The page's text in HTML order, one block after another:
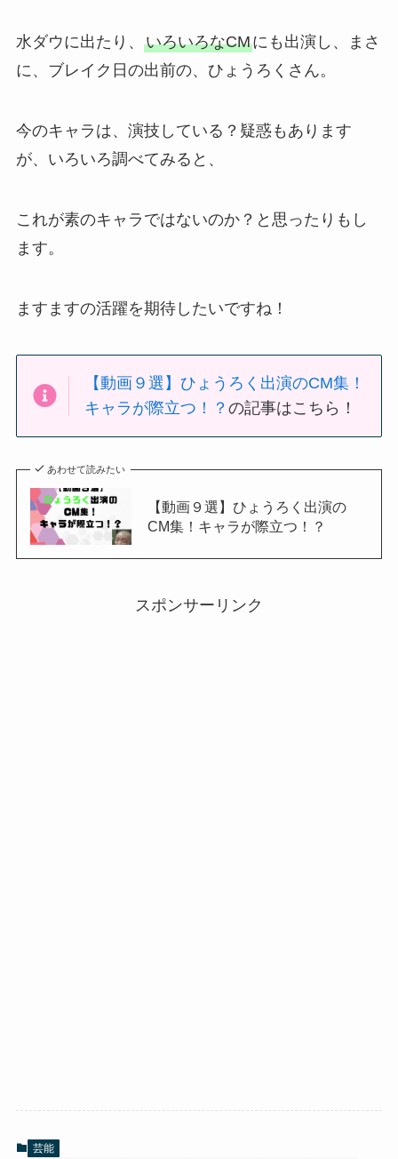
水ダウに出たり、 いろいろなCMにも出演し、まさ
に、ブレイク日の出前の、ひょうろくさん。
今のキャラは、演技している？疑惑もあります
が、いろいろ調べてみると、
これが素のキャラではないのか？と思ったりもし
ます。
ますますの活躍を期待したいですね！
【動画９選】ひょうろく出演のCM集！
キャラが際立つ！？の記事はこちら！
あわせて読みたい
【動画９選】ひょうろく出演の
CM集！キャラが際立つ！？
スポンサーリンク
芸能